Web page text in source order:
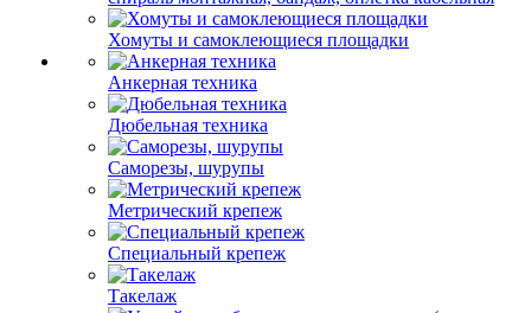
Хомуты и самоклеющиеся площадки
Анкерная техника
Дюбельная техника
Саморезы, шурупы
Метрический крепеж
Специальный крепеж
Такелаж